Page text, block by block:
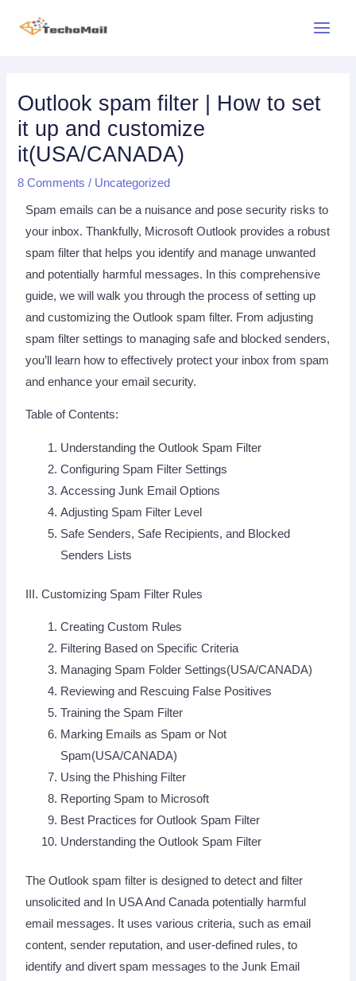
Outlook spam filter | How to set
it up and customize
it(USA/CANADA)
8 Comments / Uncategorized
Spam emails can be a nuisance and pose security risks to
your inbox. Thankfully, Microsoft Outlook provides a robust
spam filter that helps you identify and manage unwanted
and potentially harmful messages. In this comprehensive
guide, we will walk you through the process of setting up
and customizing the Outlook spam filter. From adjusting
spam filter settings to managing safe and blocked senders,
you’ll learn how to effectively protect your inbox from spam
and enhance your email security.
Table of Contents:
Understanding the Outlook Spam Filter
Configuring Spam Filter Settings
Accessing Junk Email Options
Adjusting Spam Filter Level
Safe Senders, Safe Recipients, and Blocked
Senders Lists
III. Customizing Spam Filter Rules
Creating Custom Rules
Filtering Based on Specific Criteria
Managing Spam Folder Settings(USA/CANADA)
Reviewing and Rescuing False Positives
Training the Spam Filter
Marking Emails as Spam or Not
Spam(USA/CANADA)
Using the Phishing Filter
Reporting Spam to Microsoft
Best Practices for Outlook Spam Filter
Understanding the Outlook Spam Filter
The Outlook spam filter is designed to detect and filter
unsolicited and In USA And Canada potentially harmful
email messages. It uses various criteria, such as email
content, sender reputation, and user-defined rules, to
identify and divert spam messages to the Junk Email